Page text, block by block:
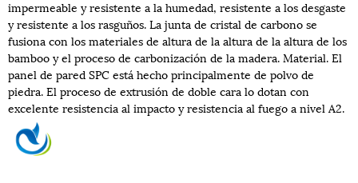
impermeable y resistente a la humedad, resistente a los desgaste
y resistente a los rasguños. La junta de cristal de carbono se
fusiona con los materiales de altura de la altura de la altura de los
bamboo y el proceso de carbonización de la madera. Material. El
panel de pared SPC está hecho principalmente de polvo de
piedra. El proceso de extrusión de doble cara lo dotan con
excelente resistencia al impacto y resistencia al fuego a nivel A2.